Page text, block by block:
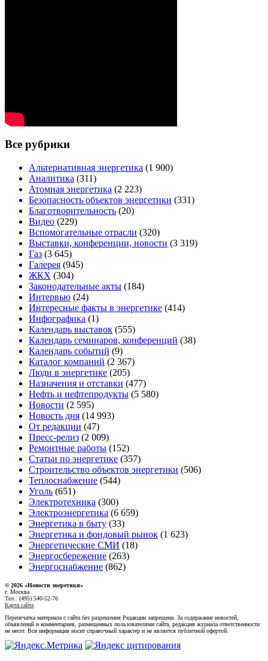
Все рубрики
Альтернативная энергетика (1 900)
Аналитика (311)
Атомная энергетика (2 223)
Безопасность объектов энергетики (331)
Благотворительность (20)
Видео (229)
Вспомогательные отрасли (320)
Выставки, конференции, новости (3 319)
Газ (3 645)
Галерея (945)
ЖКХ (304)
Законодательные акты (184)
Интервью (24)
Интересные факты в энергетике (414)
Инфографика (1)
Календарь выставок (555)
Календарь семинаров, конференций (38)
Календарь событий (9)
Каталог компаний (2 367)
Люди в энергетике (205)
Назначения и отставки (477)
Нефть и нефтепродукты (5 580)
Новости (2 595)
Новость дня (14 993)
От редакции (47)
Пресс-релиз (2 009)
Ремонтные работы (152)
Статьи по энергетике (357)
Строительство объектов энергетики (506)
Теплоснабжение (544)
Уголь (651)
Электротехника (300)
Электроэнергетика (6 659)
Энергетика в быту (33)
Энергетика и фондовый рынок (1 623)
Энергетические СМИ (18)
Энергосбережение (263)
Энергоснабжение (862)
© 2026 «Новости энеретики»
г. Москва
Тел.: (495) 540-52-76
Карта сайта
Перепечатка материала с сайта без разрешения Редакции запрещена. За содержание новостей,
объявлений и комментариев, размещенных пользователями сайта, редакция журнала ответственности
не несет. Вся информация носит справочный характер и не является публичной офертой.